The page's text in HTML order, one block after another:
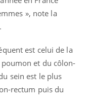
», note la
.
est celui de la
et du côlon-
sein est le plus
rectum puis du